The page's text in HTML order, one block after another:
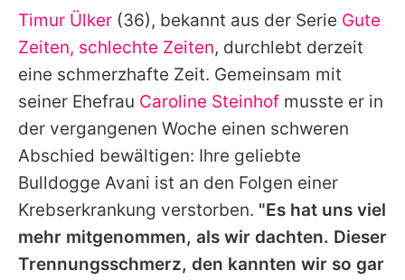
Alle Themen auf Promiflash
Jobs
App runterladen
Team
Redaktionelle Richtlinien
Impressum
Datenschutzerklärung
Timur Ülker (36), bekannt aus der Serie Gute
Zeiten, schlechte Zeiten, durchlebt derzeit
eine schmerzhafte Zeit. Gemeinsam mit
seiner Ehefrau Caroline Steinhof musste er in
der vergangenen Woche einen schweren
Abschied bewältigen: Ihre geliebte
Bulldogge Avani ist an den Folgen einer
Krebserkrankung verstorben. "Es hat uns viel
mehr mitgenommen, als wir dachten. Dieser
Trennungsschmerz, den kannten wir so gar